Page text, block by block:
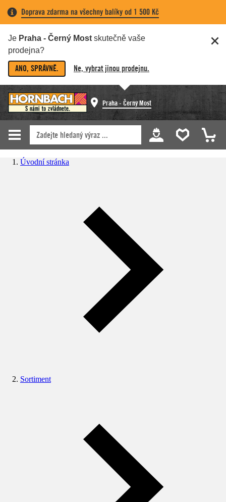
Doprava zdarma na všechny balíky od 1 500 Kč
Je Praha - Černý Most skutečně vaše
prodejna?
ANO, SPRÁVNĚ. Ne, vybrat jinou prodejnu.
Praha - Černý Most
Úvodní stránka
Sortiment